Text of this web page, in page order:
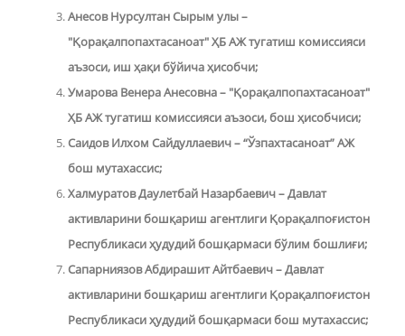
Анесов Нурсултан Сырым улы –
"Қорақалпопахтасаноат" ҲБ АЖ тугатиш комиссияси
аъзоси, иш ҳақи бўйича ҳисобчи;
Умарова Венера Анесовна – "Қорақалпопахтасаноат"
ҲБ АЖ тугатиш комиссияси аъзоси, бош ҳисобчиси;
Саидов Илхом Сайдуллаевич – “Ўзпахтасаноат” АЖ
бош мутахассис;
Халмуратов Даулетбай Назарбаевич – Давлат
активларини бошқариш агентлиги Қорақалпоғистон
Республикаси ҳудудий бошқармаси бўлим бошлиғи;
Сапарниязов Абдирашит Айтбаевич – Давлат
активларини бошқариш агентлиги Қорақалпоғистон
Республикаси ҳудудий бошқармаси бош мутахассис;